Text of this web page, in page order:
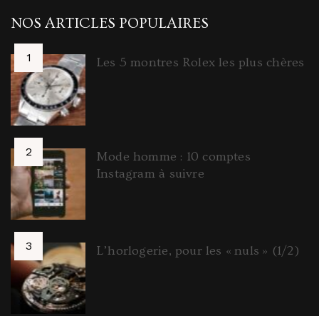
NOS ARTICLES POPULAIRES
Les 5 montres Rolex les plus chères
Mode homme : 10 comptes
Instagram à suivre
L’horlogerie, pour les « nuls » (1/2)